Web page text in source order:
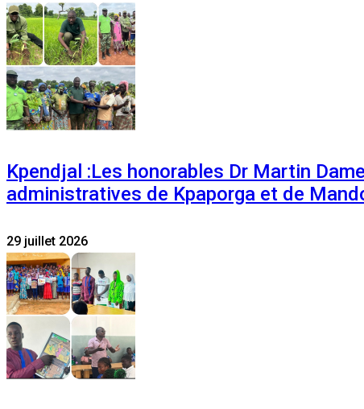
Kpendjal :Les honorables Dr Martin
administratives de Kpaporga et de
29 juillet 2026